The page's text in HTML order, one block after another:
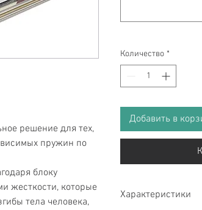
решение для тех,
пружин по
блоку
жесткости, которые
тела человека,
Количество *
Добавить в
Характеристики